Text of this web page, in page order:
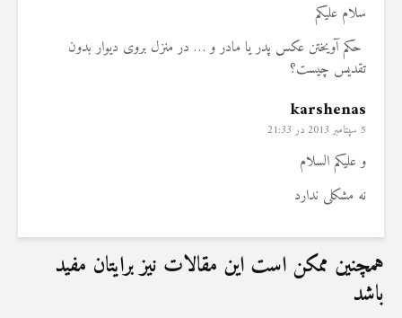
سلام علیکم
حکم آویختن عکس پدر یا مادر و … در منزل بروی دیوار بدون
تقدیس چیست؟
karshenas
5 سپتامبر 2013 در 21:33
و علیکم السلام
نه مشکلی ندارد
همچنین ممکن است این مقالات نیز برایتان مفید
باشد